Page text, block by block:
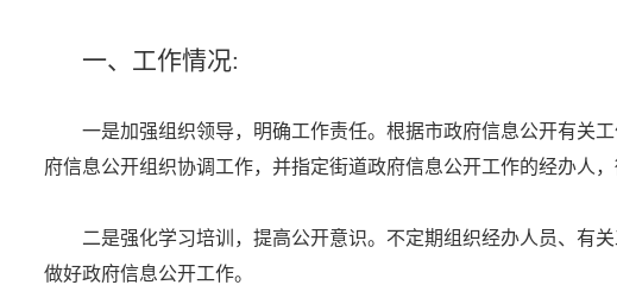
一、工作情况:
一是加强组织领导，明确工作责任。根据市政府信息公开有关
府信息公开组织协调工作，并指定街道政府信息公开工作的经办人
二是强化学习培训，提高公开意识。不定期组织经办人员、有
做好政府信息公开工作。